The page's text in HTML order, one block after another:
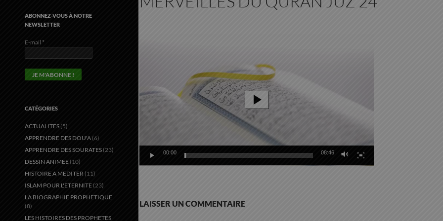
00:00 08:46
LAISSER UN COMMENTAIRE
ABONNEZ-VOUS À NOTRE
NEWSLETTER
E-mail *
CATÉGORIES
ACTUALITES (5)
APPRENDRE DES DOU'A (6)
APPRENDRE DES SOURATES (23)
DESSIN ANIMEE (10)
HISTOIRE A MEDITER (11)
ISLAM POUR L'ETERNITE (23)
LA BIOGRAPHIE PROPHETIQUE
(8)
LES HISTOIRES DES PROPHETES